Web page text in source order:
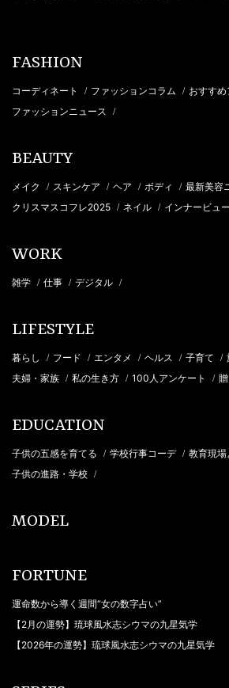
FASHION
コーディネート / ファッションコラム / おすす
ファッションニュース /
BEAUTY
メイク / スキンケア / ヘア / ボディ / 最新美容
クリスマスコフレ2025 / ネイル / インナービュ
WORK
雑学 / 仕事 / デジタル /
LIFESTYLE
暮らし / フード / エンタメ / ヘルス / 子育て /
夫婦・家族 / 私の生き方 / 100人アンケート /
EDUCATION
子供の五感を育てる / 学校行事コーデ / 教育現場
子供の進路・学校 /
MODEL
FORTUNE
運命数から導く週間“女の数字占い”
【2月の運勢】琉球風水志シウマの九星気学
【2026年の運勢】琉球風水志シウマの九星気学